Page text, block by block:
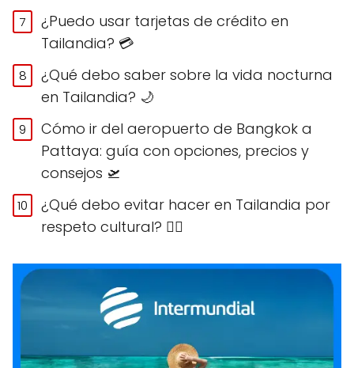
¿Puedo usar tarjetas de crédito en
Tailandia? 💳
¿Qué debo saber sobre la vida nocturna
en Tailandia? 🌙
Cómo ir del aeropuerto de Bangkok a
Pattaya: guía con opciones, precios y
consejos 🛫
¿Qué debo evitar hacer en Tailandia por
respeto cultural? 🙅‍♀️